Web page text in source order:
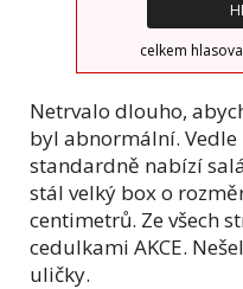
celkem
Netrvalo dlouho,
byl abnormální.
standardně nabízí
stál velký box o
centimetrů. Ze všech
cedulkami AKCE.
uličky.